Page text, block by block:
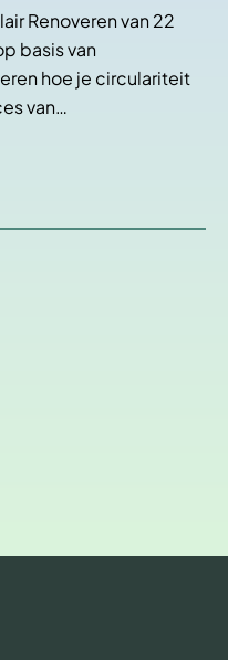
Renoveren van 22
basis van
hoe je circulariteit
van…